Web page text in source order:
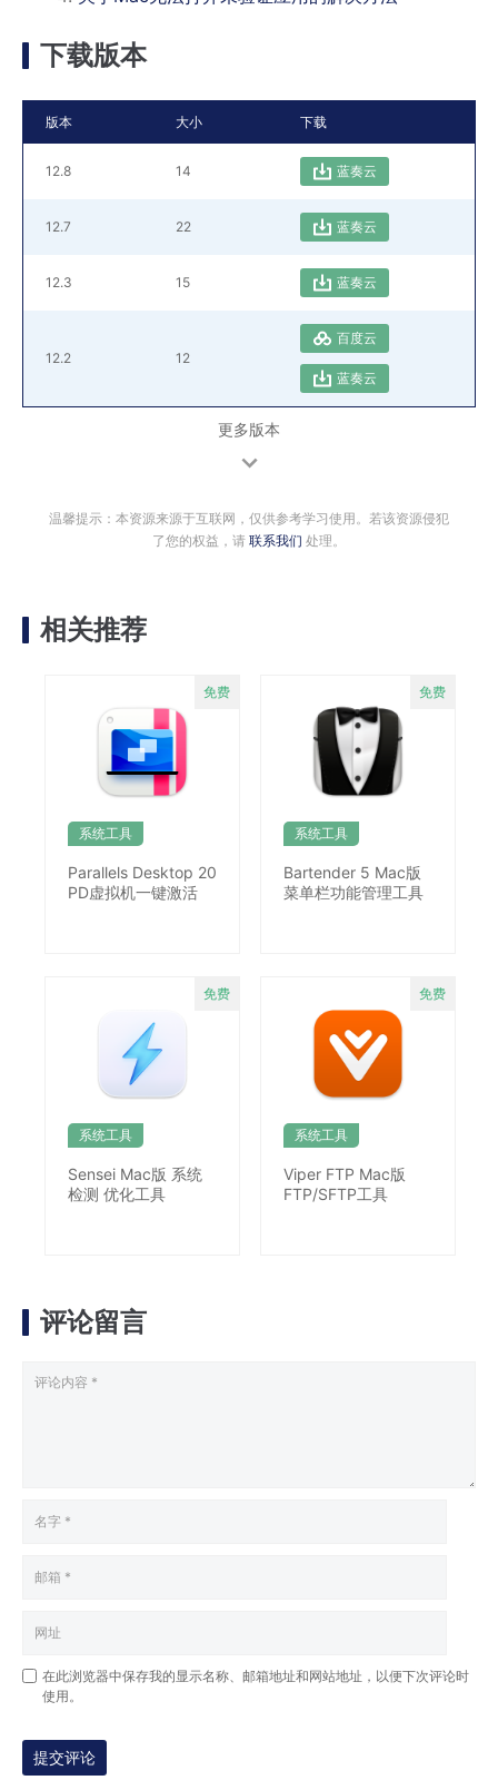
下载版本
版本 大小 下载
12.8 14 蓝奏云
12.7 22 蓝奏云
12.3 15 蓝奏云
12.2 12
百度云
蓝奏云
更多版本
温馨提示：本资源来源于互联网，仅供参考学习使用。若该资源侵犯
了您的权益，请 联系我们 处理。
相关推荐
系统工具
Parallels Desktop 20
PD虚拟机一键激活
系统工具
Bartender 5 Mac版
菜单栏功能管理工具
系统工具
Sensei Mac版 系统
检测 优化工具
系统工具
Viper FTP Mac版
FTP/SFTP工具
评论留言
在此浏览器中保存我的显示名称、邮箱地址和网站地址，以便下次评论时
使用。
提交评论